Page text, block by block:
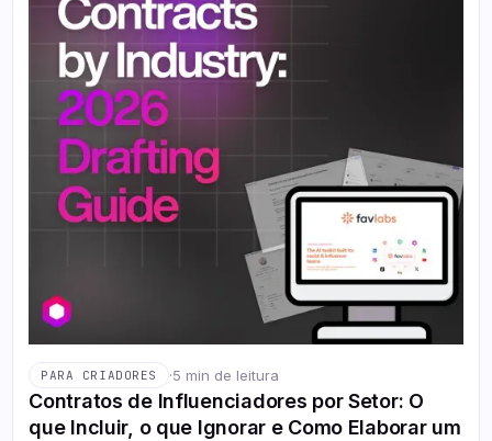
PARA CRIADORES ·5 min de leitura
Contratos de Influenciadores por Setor: O
que Incluir, o que Ignorar e Como Elaborar um